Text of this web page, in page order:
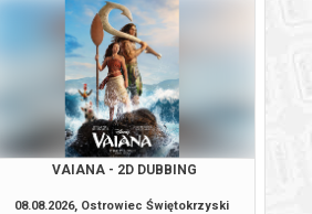
VAIANA - 2D DUBBING
08.08.2026, Ostrowiec Świętokrzyski